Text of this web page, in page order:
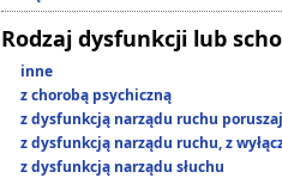
Rodzaj dysfunkcji lub
inne
z chorobą psychiczną
z dysfunkcją narządu ruchu
z dysfunkcją narządu ruchu, z
z dysfunkcją narządu słuchu